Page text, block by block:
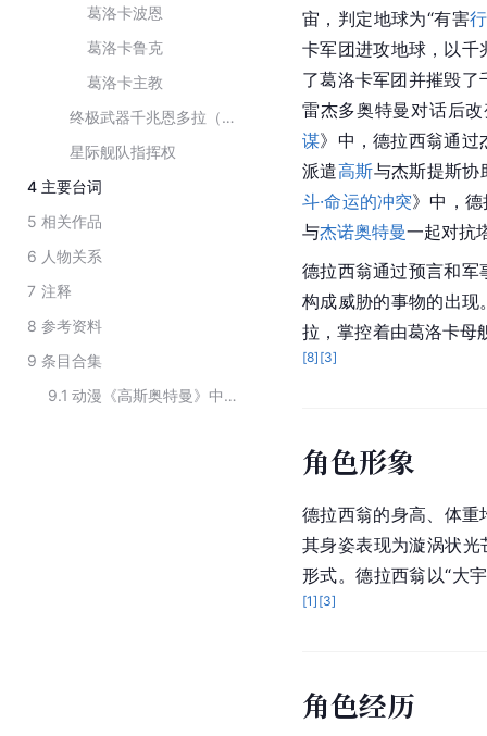
葛洛卡波恩
葛洛卡鲁克
葛洛卡主教
终极武器千兆恩多拉（Giga Endra）
星际舰队指挥权
4 主要台词
5 相关作品
6 人物关系
7 注释
8 参考资料
9 条目合集
9.1
动漫《高斯奥特曼》中的主要人物
宙，判定地球为“有害
卡军团进攻地球，以
了葛洛卡军团并摧毁
雷杰多奥特曼对话后
谋》中，德拉西翁通
派遣高斯与杰斯提斯协
斗·命运的冲突》中，
与杰诺奥特曼一起对抗
德拉西翁通过预言和军
构成威胁的事物的出现
拉，掌控着由葛洛卡母
[8] [3]
角色形象
德拉西翁的身高、体
其身姿表现为漩涡状光
形式。德拉西翁以“大
[1] [3]
角色经历